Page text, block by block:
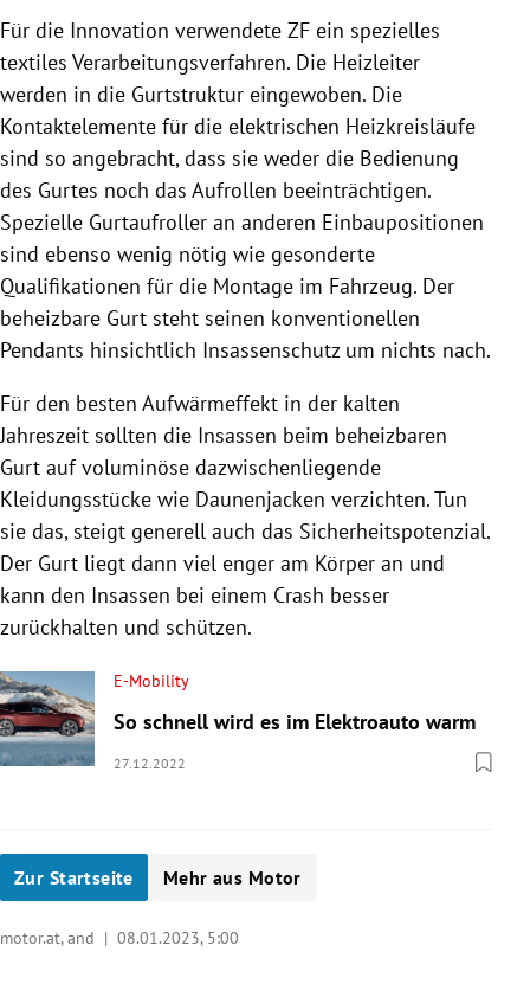
Für die Innovation verwendete ZF ein spezielles
textiles Verarbeitungsverfahren. Die Heizleiter
werden in die Gurtstruktur eingewoben. Die
Kontaktelemente für die elektrischen Heizkreisläufe
sind so angebracht, dass sie weder die Bedienung
des Gurtes noch das Aufrollen beeinträchtigen.
Spezielle Gurtaufroller an anderen Einbaupositionen
sind ebenso wenig nötig wie gesonderte
Qualifikationen für die Montage im Fahrzeug. Der
beheizbare Gurt steht seinen konventionellen
Pendants hinsichtlich Insassenschutz um nichts nach.
Für den besten Aufwärmeffekt in der kalten
Jahreszeit sollten die Insassen beim beheizbaren
Gurt auf voluminöse dazwischenliegende
Kleidungsstücke wie Daunenjacken verzichten. Tun
sie das, steigt generell auch das Sicherheitspotenzial.
Der Gurt liegt dann viel enger am Körper an und
kann den Insassen bei einem Crash besser
zurückhalten und schützen.
E-Mobility
So schnell wird es im Elektroauto warm
27.12.2022
Zur Startseite Mehr aus Motor
motor.at, and | 08.01.2023, 5:00